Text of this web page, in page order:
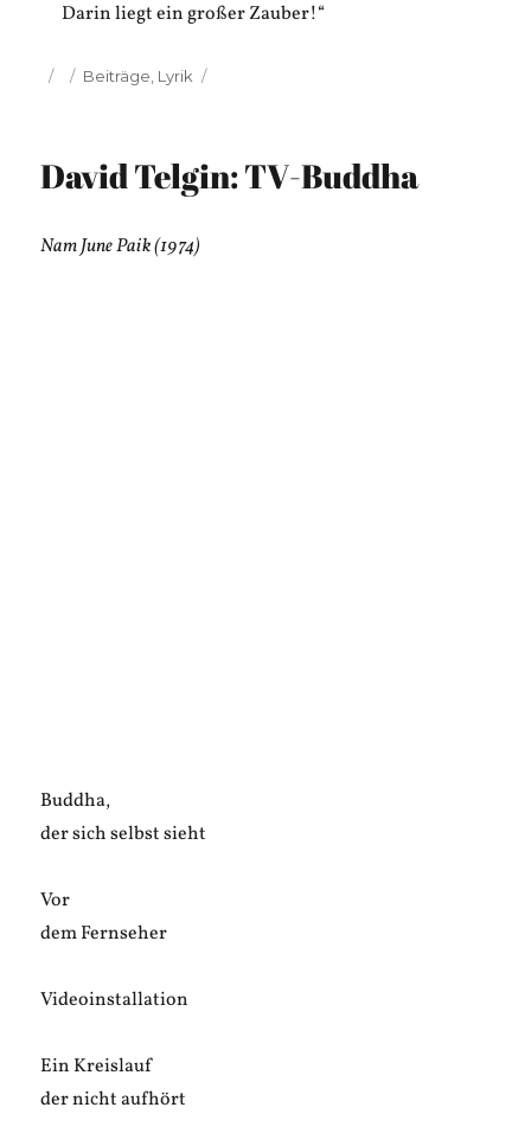
Darin liegt ein großer Zauber!“
Veröffentlicht
Kategorien
Beiträge Lyrik
David Telgin: TV-Buddha
Nam June Paik (1974)
Buddha,
der sich selbst sieht
Vor
dem Fernseher
Videoinstallation
Ein Kreislauf
der nicht aufhört